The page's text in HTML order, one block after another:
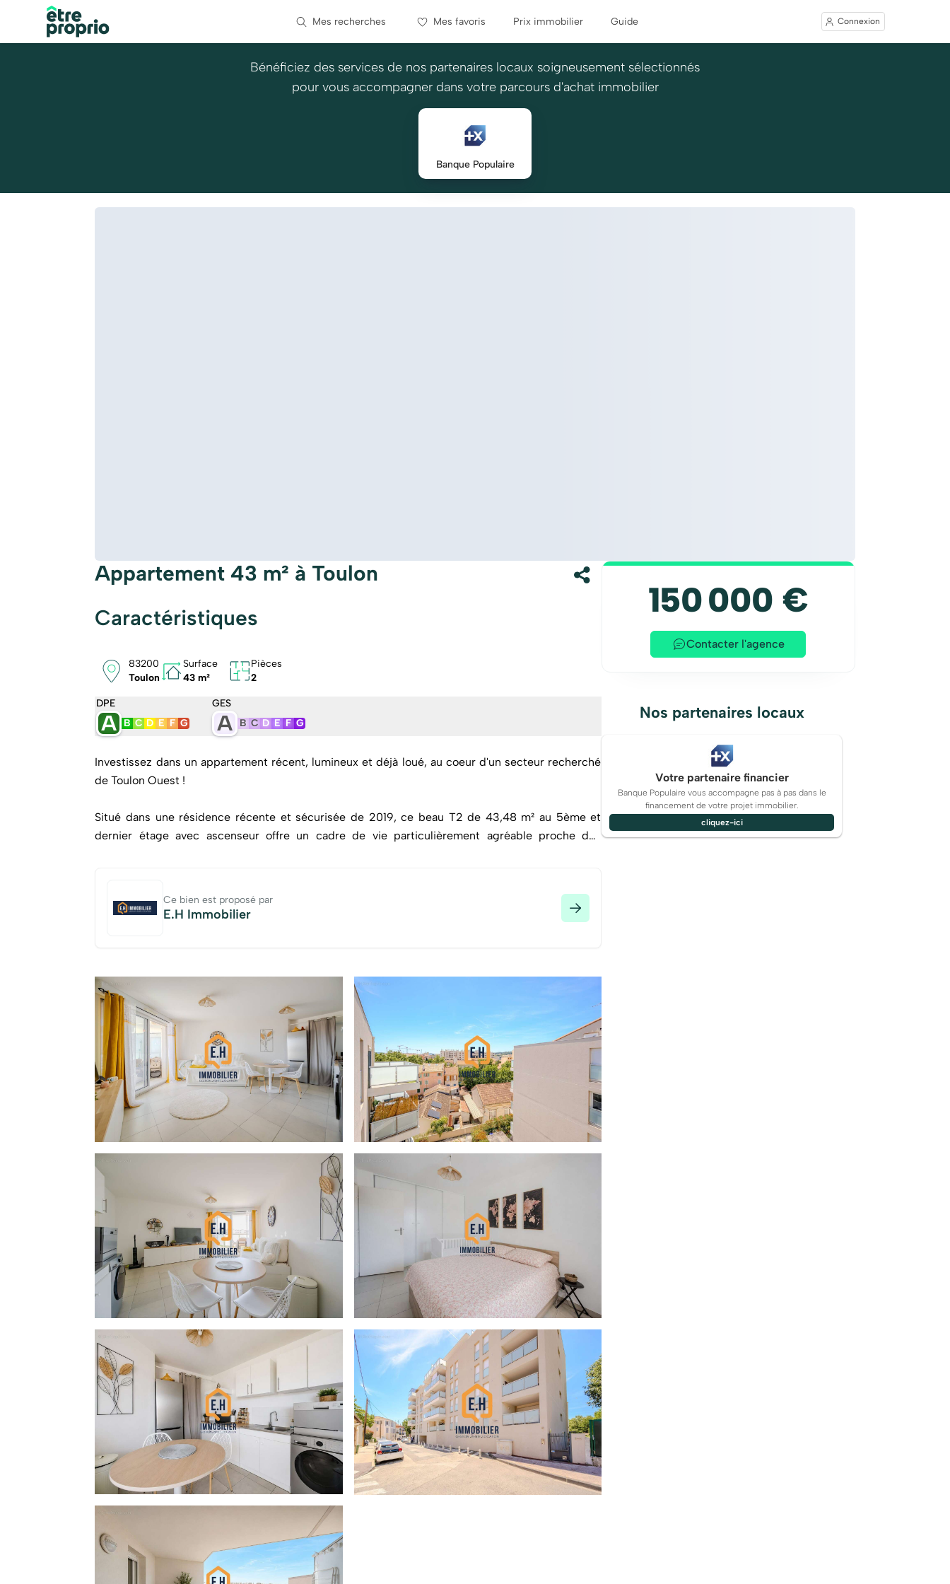
Mes recherches Mes favoris Prix immobilier Guide Connexion
Bénéficiez des services de nos partenaires locaux soigneusement sélectionnés
pour vous accompagner dans votre parcours d'achat immobilier
Banque Populaire
Appartement 43 m² à Toulon
Caractéristiques
83200
Toulon
Surface
43 m²
Pièces
2
DPE
A B C D E F G
GES
A B C D E F G
Investissez dans un appartement récent, lumineux et déjà loué, au coeur d'un secteur recherché
de Toulon Ouest !
Situé dans une résidence récente et sécurisée de 2019, ce beau T2 de 43,48 m² au 5ème et
dernier étage avec ascenseur offre un cadre de vie particulièrement agréable proche des
Toulon, ville dynamique du littoral varois, séduit par son attractivité grandissante, son bassin
d'emploi, son climat méditerranéen et sa proximité immédiate avec la mer. Un emplacement idéal
espace de vie convivial, prolongé par une terrasse de 9,30 m² avec vue dégagée, parfaite pour
profiter des extérieurs en toute tranquillité.
Côté nuit, vous découvrirez une confortable chambre de 14 m² avec placard ainsi qu'une salle
d'eau avec WC.
Un stationnement privatif sécurisé en sous-sol complète le bien.
Les atouts :
Résidence récente de 2019
Terrasse avec vue dégagée
Belle chambre avec rangement
Parking sécurisé en sous-sol
Locataires sérieux en place
Investissement idéal dans une ville attractive du Sud
Un appartement agréable à vivre, facile à louer et offrant une belle sécurité locative pour un
investissement serein.
À découvrir rapidement !
Contactez-nous dès maintenant au [Coordonnées masquées] ou par mail à [Coordonnées
masquées] pour organiser une visite.
E.H IMMOBILIER  Hyères
Vente  Location  Gestion  États des lieux
www.ehimmobilier.fr
Honoraires à la charge du vendeur. Dans une copropriété de 130 lots. Aucune procédure n'est en
cours. Classe énergie A, Classe climat A Montant moyen estimé des dépenses annuelles
d'énergie pour un usage standard, établi à partir des prix de l'énergie de l'année 2021 : entre
300.00 et 460.00 . Les informations sur les risques auxquels ce bien est exposé sont disponibles
sur le site Géorisques : georisques.gouv.fr.
Ce bien est proposé par
E.H Immobilier
150 000 €
Contacter l'agence
Nos partenaires locaux
Votre partenaire financier
Banque Populaire vous accompagne pas à pas dans le
financement de votre projet immobilier.
cliquez-ici